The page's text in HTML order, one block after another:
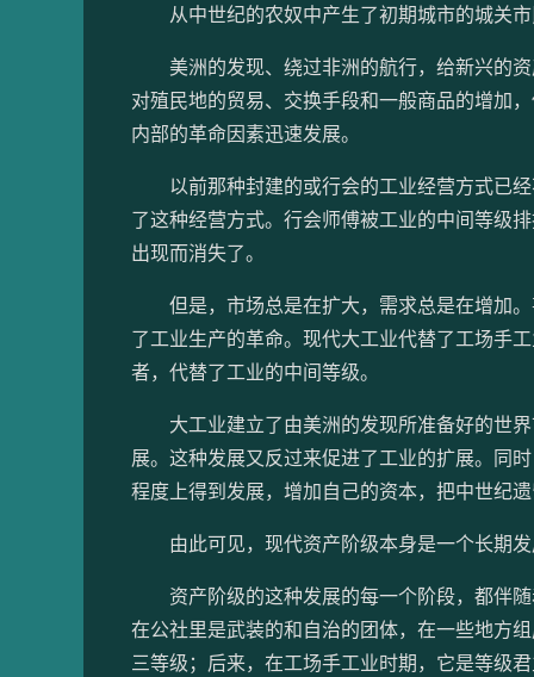
从中世纪的农奴中产生了初期城市的城关市
美洲的发现、绕过非洲的航行，给新兴的资
对殖民地的贸易、交换手段和一般商品的增加
内部的革命因素迅速发展。
以前那种封建的或行会的工业经营方式已经
了这种经营方式。行会师傅被工业的中间等级
出现而消失了。
但是，市场总是在扩大，需求总是在增加。
了工业生产的革命。现代大工业代替了工场手
者，代替了工业的中间等级。
大工业建立了由美洲的发现所准备好的世界
展。这种发展又反过来促进了工业的扩展。同
程度上得到发展，增加自己的资本，把中世纪
由此可见，现代资产阶级本身是一个长期发
资产阶级的这种发展的每一个阶段，都伴随
在公社里是武装的和自治的团体，在一些地方
三等级；后来，在工场手工业时期，它是等级